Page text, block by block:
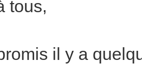
tous,
il y a